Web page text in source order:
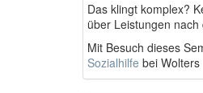
Das klingt komplex?
über Leistungen
Mit Besuch dieses
Sozialhilfe bei